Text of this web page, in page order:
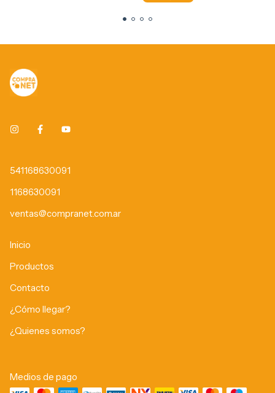
541168630091
1168630091
ventas@compranet.com.ar
Inicio
Productos
Contacto
¿Cómo llegar?
¿Quienes somos?
Medios de pago